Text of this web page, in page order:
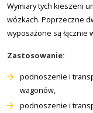
Wymiary tych kieszeni
wózkach. Poprzeczne
wyposażone są łącznie
Zastosowanie:
podnoszenie i
wagonów,
podnoszenie i